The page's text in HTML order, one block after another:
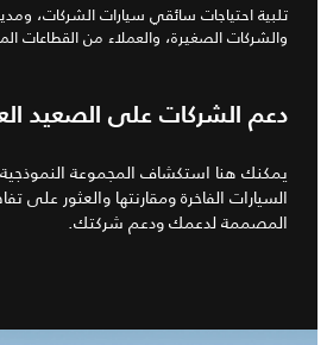
تلبية احتياجات سائقي سيارات الشركات،
والشركات الصغيرة، والعملاء من القطاعات
دعم الشركات على الصعيد
يمكنك هنا استكشاف المجموعة
السيارات الفاخرة ومقارنتها والعثور على
المصممة لدعمك ودعم شركتك.